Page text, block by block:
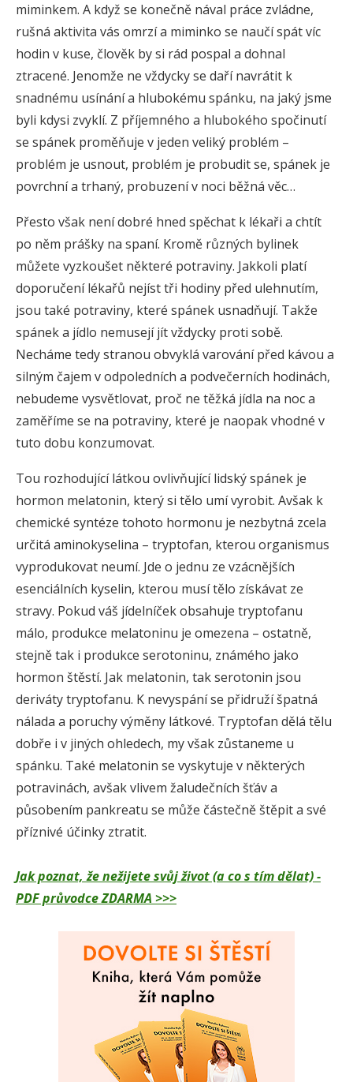
miminkem. A když se konečně nával práce zvládne,
rušná aktivita vás omrzí a miminko se naučí spát víc
hodin v kuse, člověk by si rád pospal a dohnal
ztracené. Jenomže ne vždycky se daří navrátit k
snadnému usínání a hlubokému spánku, na jaký jsme
byli kdysi zvyklí. Z příjemného a hlubokého spočinutí
se spánek proměňuje v jeden veliký problém –
problém je usnout, problém je probudit se, spánek je
povrchní a trhaný, probuzení v noci běžná věc…
Přesto však není dobré hned spěchat k lékaři a chtít
po něm prášky na spaní. Kromě různých bylinek
můžete vyzkoušet některé potraviny. Jakkoli platí
doporučení lékařů nejíst tři hodiny před ulehnutím,
jsou také potraviny, které spánek usnadňují. Takže
spánek a jídlo nemusejí jít vždycky proti sobě.
Necháme tedy stranou obvyklá varování před kávou a
silným čajem v odpoledních a podvečerních hodinách,
nebudeme vysvětlovat, proč ne těžká jídla na noc a
zaměříme se na potraviny, které je naopak vhodné v
tuto dobu konzumovat.
Tou rozhodující látkou ovlivňující lidský spánek je
hormon melatonin, který si tělo umí vyrobit. Avšak k
chemické syntéze tohoto hormonu je nezbytná zcela
určitá aminokyselina – tryptofan, kterou organismus
vyprodukovat neumí. Jde o jednu ze vzácnějších
esenciálních kyselin, kterou musí tělo získávat ze
stravy. Pokud váš jídelníček obsahuje tryptofanu
málo, produkce melatoninu je omezena – ostatně,
stejně tak i produkce serotoninu, známého jako
hormon štěstí. Jak melatonin, tak serotonin jsou
deriváty tryptofanu. K nevyspání se přidruží špatná
nálada a poruchy výměny látkové. Tryptofan dělá tělu
dobře i v jiných ohledech, my však zůstaneme u
spánku. Také melatonin se vyskytuje v některých
potravinách, avšak vlivem žaludečních šťáv a
působením pankreatu se může částečně štěpit a své
příznivé účinky ztratit.
Jak poznat, že nežijete svůj život (a co s tím dělat) -
PDF průvodce ZDARMA >>>